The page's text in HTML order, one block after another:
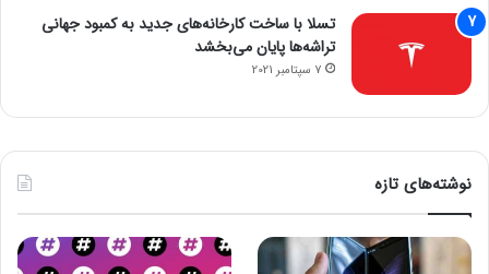
تسلا با ساخت کارخانه‌های جدید به کمبود جهانی
تراشه‌ها پایان می‌بخشد
7 سپتامبر 2021
نوشته‌های تازه